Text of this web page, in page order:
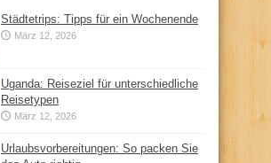
Städtetrips: Tipps für ein Wochenende
März 12, 2026
Uganda: Reiseziel für unterschiedliche
Reisetypen
März 12, 2026
Urlaubsvorbereitungen: So packen Sie